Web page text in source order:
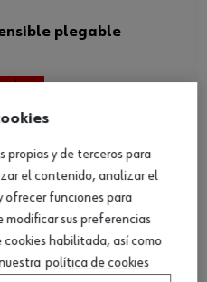
plegable
propias y de terceros para
el contenido, analizar el
ofrecer funciones para
modificar sus preferencias
habilitada, así como
política de cookies